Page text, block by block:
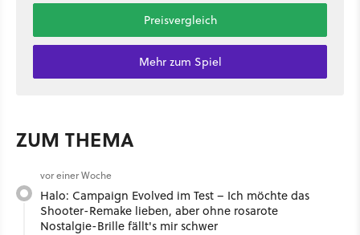
Preisvergleich
Mehr zum Spiel
ZUM THEMA
vor einer Woche
Halo: Campaign Evolved im Test – Ich möchte das
Shooter-Remake lieben, aber ohne rosarote
Nostalgie-Brille fällt's mir schwer